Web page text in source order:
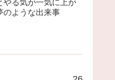
やる気が一気に上が
のような出来事